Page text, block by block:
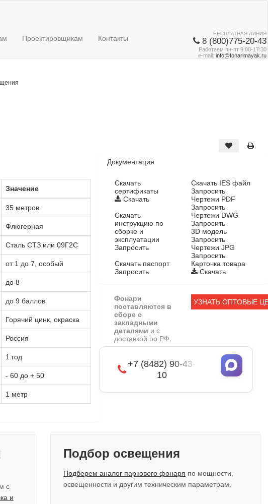
Проектировщикам Контакты
БЕСПЛАТНАЯ ЛИНИЯ
8 (800)775-20-43
Работаем пн-пт 9:00-17:30
e-mail: info@fonarimayak.ru
Значение
35 метров
Флюгерная
Сталь СТЗ или 09Г2С
от 1 до 7, особый
до 8
до 9 баллов
Горячий цинк, окраска
Россия
1 год
- 60 до + 50
1 метр
Документация
Cкачать
сертификаты
Скачать
Скачать IES файл
Запросить
Чертежи PDF
Запросить
Скачать
инструкцию по
сборке и
эксплуатации
Запросить
Чертежи DWG
Запросить
3D модель
Запросить
Чертежи JPG
Запросить
Скачать паспорт
Запросить
Карточка товара
Скачать
Фонари
поставляются в
сборе с
закладными
деталями и с
доставкой по РФ.
УЗНАТЬ ОПТОВЫЕ
+7 (8482) 90-43-
10
с
и
Подбор освещения
Подберем аналог паркового фонаря по мощности,
освещенности и другим техническим параметрам.